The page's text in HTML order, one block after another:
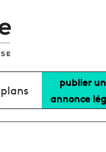
publier
annonce